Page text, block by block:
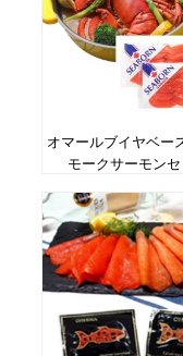
オマールブイヤベー
モークサーモンセ